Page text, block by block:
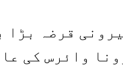
قرضہ بڑا
وائرس کی